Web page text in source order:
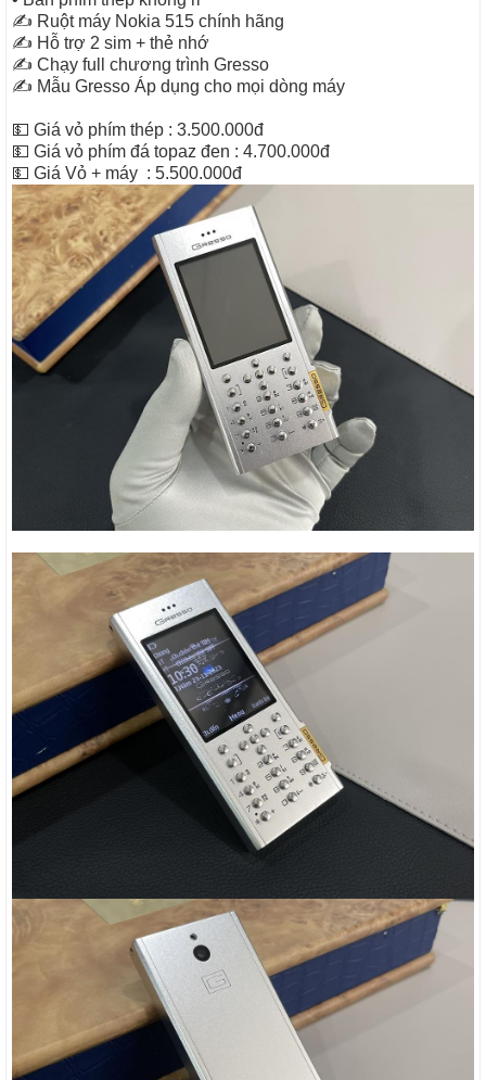
✍️ Ruột máy Nokia 515 chính hãng
✍️ Hỗ trợ 2 sim + thẻ nhớ
✍️ Chạy full chương trình Gresso
✍️ Mẫu Gresso Áp dụng cho mọi dòng máy
💵 Giá vỏ phím thép : 3.500.000đ
💵 Giá vỏ phím đá topaz đen : 4.700.000đ
💵 Giá Vỏ + máy : 5.500.000đ